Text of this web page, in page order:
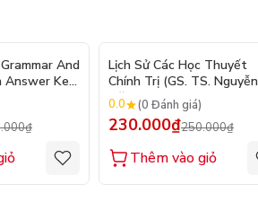
- 10%
And
Answer Key
Lịch Sử Các Học Thuyết
Chính Trị (GS. TS. Nguyễn
Đăng Dung)
0.0 (0 Đánh giá)
230.000₫250.000₫
Thêm vào giỏ